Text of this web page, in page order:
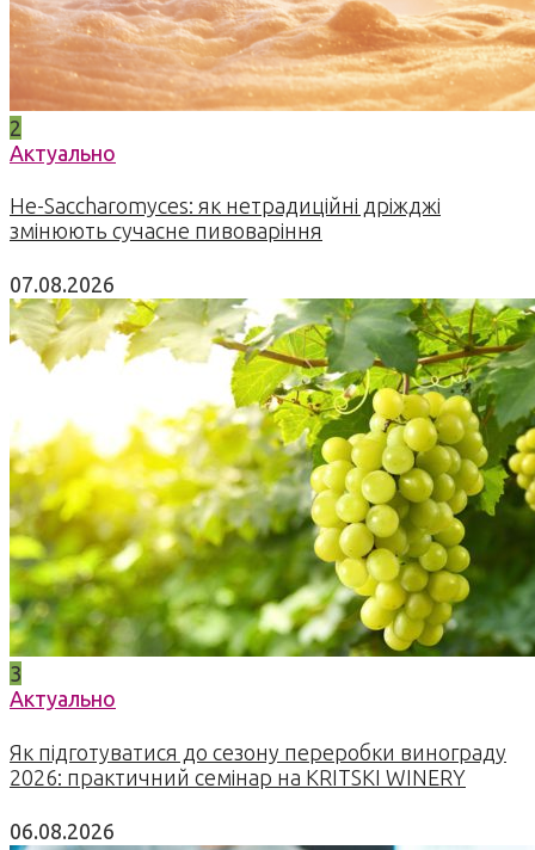
2
Актуально
Не-Saccharomyces: як нетрадиційні дріжджі
змінюють сучасне пивоваріння
07.08.2026
3
Актуально
Як підготуватися до сезону переробки винограду
2026: практичний семінар на KRITSKI WINERY
06.08.2026